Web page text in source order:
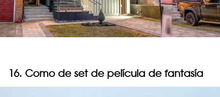
16. Como de set de película de fantasía